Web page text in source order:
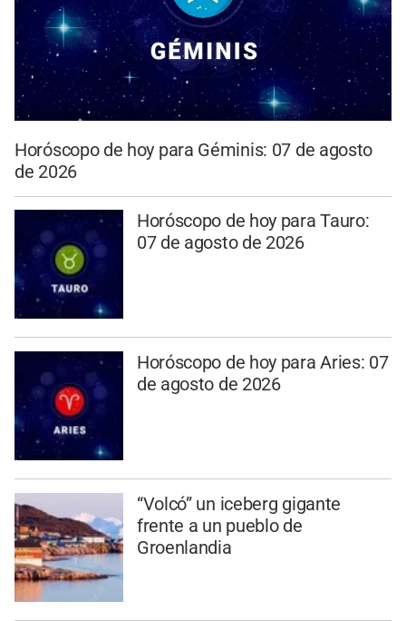
Horóscopo de hoy para Géminis: 07 de agosto
de 2026
Horóscopo de hoy para Tauro:
07 de agosto de 2026
Horóscopo de hoy para Aries: 07
de agosto de 2026
“Volcó” un iceberg gigante
frente a un pueblo de
Groenlandia